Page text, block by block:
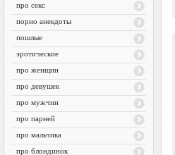
про секс
порно анекдоты
пошлые
эротические
про женщин
про девушек
про мужчин
про парней
про мальчика
про блондинок